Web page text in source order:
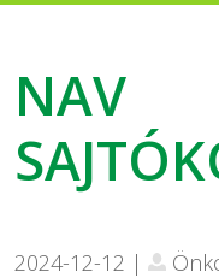
NAV
2024-12-12 |